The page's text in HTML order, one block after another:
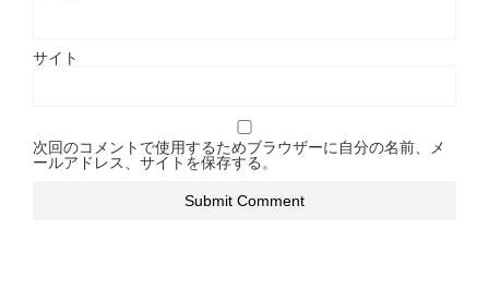
サイト
次回のコメントで使用するためブラウザーに自分の名前、メ
ールアドレス、サイトを保存する。